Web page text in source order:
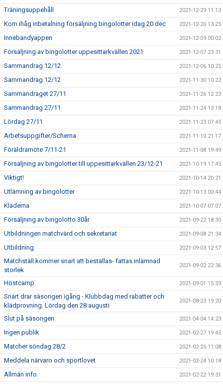
Träningsuppehåll 2021-12-29 11:13
Kom ihåg inbetalning försäljning bingolotter idag 20 dec 2021-12-20 13:25
Innebandyappen 2021-12-09 00:02
Försäljning av bingolotter uppesittarkvällen 2021 2021-12-07 23:31
Sammandrag 12/12. 2021-12-06 10:25
Sammandrag 12/12 2021-11-30 10:22
Sammandraget 27/11 2021-11-26 12:23
Sammandrag 27/11 2021-11-24 13:18
Lördag 27/11 2021-11-23 07:45
Arbetsuppgifter/Schema 2021-11-10 21:17
Föräldramöte 7/11-21 2021-11-08 19:49
Försäljning av bingolotter till uppesittarkvällen 23/12-21 2021-10-19 17:45
Viktigt! 2021-10-14 20:21
Utlämning av bingolotter 2021-10-13 00:44
Kläderna 2021-10-07 07:07
Försäljning av bingolotto 30år 2021-09-22 18:30
Utbildningen matchvärd och sekretariat 2021-09-08 21:34
Utbildning 2021-09-03 12:57
Matchställ kommer snart att beställas- fattas inlämnad
storlek
2021-09-02 22:36
Höstcamp 2021-09-01 15:59
Snart drar säsongen igång - Klubbdag med rabatter och
klädprovning. Lördag den 28 augusti
2021-08-23 19:20
Slut på säsongen. 2021-04-04 14:23
Ingen publik 2021-02-27 19:45
Matcher söndag 28/2 2021-02-25 11:08
Meddela närvaro och sportlovet 2021-02-24 10:18
Allmän info. 2021-02-22 19:31